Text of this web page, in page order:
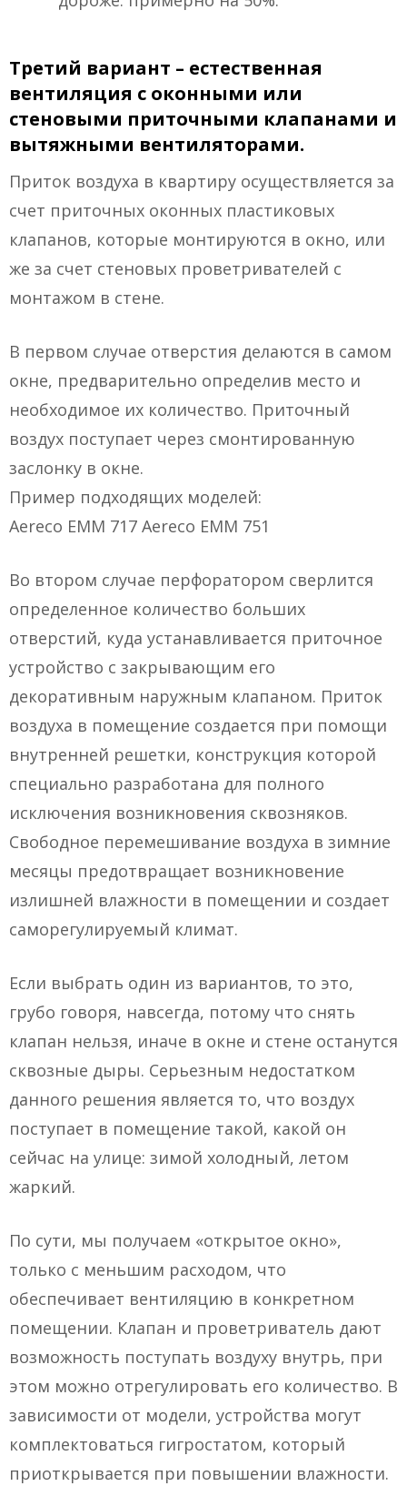
Третий вариант – естественная
вентиляция с оконными или
стеновыми приточными клапанами и
вытяжными вентиляторами.
Приток воздуха в квартиру осуществляется за
счет приточных оконных пластиковых
клапанов, которые монтируются в окно, или
же за счет стеновых проветривателей с
монтажом в стене.
В первом случае отверстия делаются в самом
окне, предварительно определив место и
необходимое их количество. Приточный
воздух поступает через смонтированную
заслонку в окне.
Пример подходящих моделей:
Aereco EMM 717 Aereco EMM 751
Во втором случае перфоратором сверлится
определенное количество больших
отверстий, куда устанавливается приточное
устройство с закрывающим его
декоративным наружным клапаном. Приток
воздуха в помещение создается при помощи
внутренней решетки, конструкция которой
специально разработана для полного
исключения возникновения сквозняков.
Свободное перемешивание воздуха в зимние
месяцы предотвращает возникновение
излишней влажности в помещении и создает
саморегулируемый климат.
Если выбрать один из вариантов, то это,
грубо говоря, навсегда, потому что снять
клапан нельзя, иначе в окне и стене останутся
сквозные дыры. Серьезным недостатком
данного решения является то, что воздух
поступает в помещение такой, какой он
сейчас на улице: зимой холодный, летом
жаркий.
По сути, мы получаем «открытое окно»,
только с меньшим расходом, что
обеспечивает вентиляцию в конкретном
помещении. Клапан и проветриватель дают
возможность поступать воздуху внутрь, при
этом можно отрегулировать его количество. В
зависимости от модели, устройства могут
комплектоваться гигростатом, который
приоткрывается при повышении влажности.